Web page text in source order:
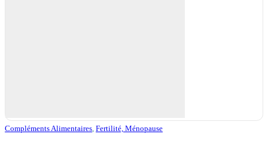
Compléments Alimentaires Fertilité, Ménopause